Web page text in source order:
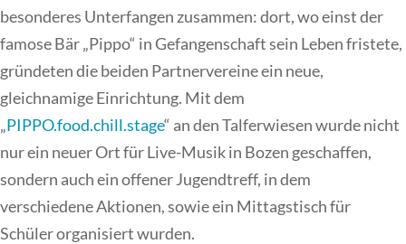
besonderes Unterfangen zusammen: dort, wo einst der
famose Bär „Pippo“ in Gefangenschaft sein Leben fristete,
gründeten die beiden Partnervereine ein neue,
gleichnamige Einrichtung. Mit dem
„PIPPO.food.chill.stage“ an den Talferwiesen wurde nicht
nur ein neuer Ort für Live-Musik in Bozen geschaffen,
sondern auch ein offener Jugendtreff, in dem
verschiedene Aktionen, sowie ein Mittagstisch für
Schüler organisiert wurden.